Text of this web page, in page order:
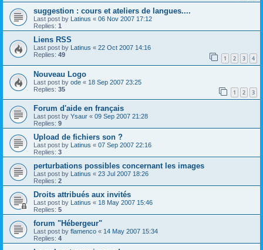
suggestion : cours et ateliers de langues....
Last post by Latinus « 06 Nov 2007 17:12
Replies: 1
Liens RSS
Last post by Latinus « 22 Oct 2007 14:16
Replies: 49 1 2 3 4
Nouveau Logo
Last post by ode « 18 Sep 2007 23:25
Replies: 35 1 2 3
Forum d'aide en français
Last post by Ysaur « 09 Sep 2007 21:28
Replies: 9
Upload de fichiers son ?
Last post by Latinus « 07 Sep 2007 22:16
Replies: 3
perturbations possibles concernant les images
Last post by Latinus « 23 Jul 2007 18:26
Replies: 2
Droits attribués aux invités
Last post by Latinus « 18 May 2007 15:46
Replies: 5
forum "Hébergeur"
Last post by flamenco « 14 May 2007 15:34
Replies: 4